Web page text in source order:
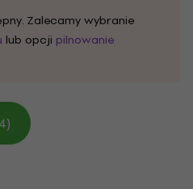
Zalecamy wybranie
lub opcji pilnowanie